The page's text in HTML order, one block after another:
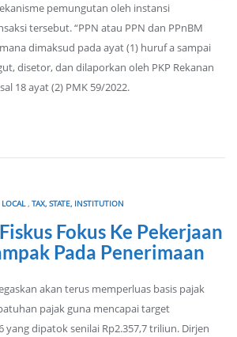
pemungutan oleh instansi
tersebut. “PPN atau PPN dan PPnBM
dimaksud pada ayat (1) huruf a sampai
disetor, dan dilaporkan oleh PKP Rekanan
18 ayat (2) PMK 59/2022.
LOCAL,TAX, STATE, INSTITUTION
Fokus Ke Pekerjaan
Pada Penerimaan
akan terus memperluas basis pajak
pajak guna mencapai target
yang dipatok senilai Rp2.357,7 triliun. Dirjen